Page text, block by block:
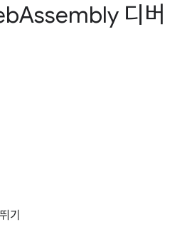
Assembly 디버
기